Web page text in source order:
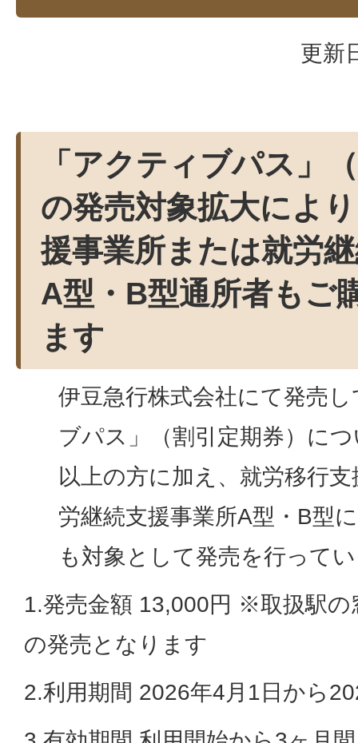
更新
「アクティブパス」
の発売対象拡大によ
援事業所または就労
A型・B型通所者もご
ます
伊豆急行株式会社にて発売
ブパス」（割引定期券）に
以上の方に加え、就労移行
労継続支援事業所A型・B型
も対象として発売を行って
1.発売金額 13,000円 ※取扱駅の
の発売となります
2.利用期間 2026年4月1日から